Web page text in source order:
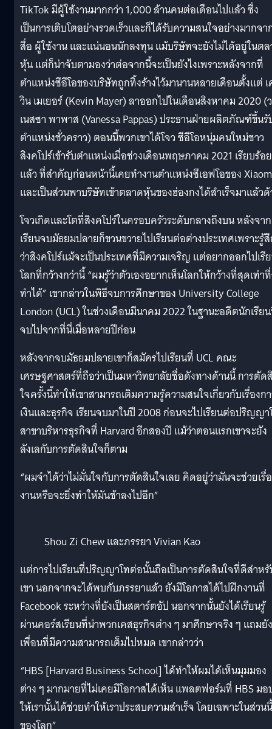
TikTok มีผู้ใช้งานมากกว่า 1,000 ล้านคนต่อเดือนไปแล้ว ซึ่ง
เป็นการเติบโตอย่างรวดเร็วและก็ได้รับความสนใจอย่างมากจา
สื่อ ผู้ใช้งาน และแน่นอนนักลงทุน แม้บริษัทจะยังไม่ได้อยู่ในต
หุ้น แต่ก็น่าจับตามองว่าต่อจากนี้จะเป็นยังไงเพราะหลังจากที่
ตำแหน่งซีอีโอของบริษัทถูกทิ้งร้างไว้มานานหลายเดือนตั้งแต่
วิน เมเยอร์ (Kevin Mayer) ลาออกไปในเดือนสิงหาคม 2020 (
เนสซา พาพาส (Vanessa Pappas) ประธานฝ่ายผลิตภัณฑ์ขึ้นรั
ตำแหน่งชั่วคราว) ตอนนี้พวกเขาได้โจว ซีอีโอหนุ่มคนใหม่ชาว
สิงคโปร์เข้ารับตำแหน่งเมื่อช่วงเดือนพฤษภาคม 2021 เรียบร้อย
แล้ว ที่สำคัญก่อนหน้านี้เคยทำงานตำแหน่งซีเอฟโอของ
และเป็นส่วนพาบริษัทเข้าตลาดหุ้นของฮ่องกงได้สำเร็จมาแล้ว
โจวเกิดและโตที่สิงคโปร์ในครอบครัวระดับกลางถึงบน หลังจาก
เรียนจบมัธยมปลายก็ขวนขวายไปเรียนต่อต่างประเทศเพราะรู้
ว่าสิงคโปร์แม้จะเป็นประเทศที่มีความเจริญ แต่อยากออกไปเรี
โลกที่กว้างกว่านี้ “ผมรู้ว่าตัวเองอยากเห็นโลกให้กว้างที่สุดเท่า
ทำได้” เขากล่าวในพิธีจบการศึกษาของ University College
London (UCL) ในช่วงเดือนมีนาคม 2022 ในฐานะอดีตนักเรีย
จบไปจากที่นี่เมื่อหลายปีก่อน
หลังจากจบมัธยมปลายเขาก็สมัครไปเรียนที่ UCL คณะ
เศรษฐศาสตร์ที่ถือว่าเป็นมหาวิทยาลัยชื่อดังทางด้านนี้ การตัด
ใจครั้งนี้ทำให้เขาสามารถเติมความรู้ความสนใจเกี่ยวกับเรื่องก
เงินและธุรกิจ เรียนจบมาในปี 2008 ก่อนจะไปเรียนต่อปริญญา
สาขาบริหารธุรกิจที่ Harvard อีกสองปี แม้ว่าตอนแรกเขาจะยัง
ลังเลกับการตัดสินใจก็ตาม
​“ผมจำได้ว่าไม่มั่นใจกับการตัดสินใจเลย คิดอยู่ว่ามันจะช่วยเรื่
งานหรือจะยิ่งทำให้มันช้าลงไปอีก”
Shou Zi Chew และภรรยา Vivian Kao
แต่การไปเรียนที่ปริญญาโทต่อนั้นถือเป็นการตัดสินใจที่ดีสำห
เขา นอกจากจะได้พบกับภรรยาแล้ว ยังมีโอกาสได้ไปฝึกงานที่
Facebook ระหว่างที่ยังเป็นสตาร์ตอัป นอกจากนั้นยังได้เรียนรู้
ผ่านคอร์สเรียนที่นำพวกเคสธุรกิจต่าง ๆ มาศึกษาจริง ๆ แถมยั
เพื่อนที่มีความสามารถเต็มไปหมด เขากล่าวว่า
“HBS [Harvard Business School] ได้ทำให้ผมได้เห็นมุมมอง
ต่าง ๆ มากมายที่ไม่เคยมีโอกาสได้เห็น แพลตฟอร์มที่ HBS มอ
ให้เรานั้นได้ช่วยทำให้เราประสบความสำเร็จ โดยเฉพาะในส่วนนี้